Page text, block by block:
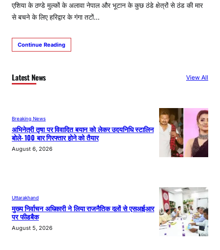
एशिया के ठण्डे मुल्कों के अलावा नेपाल और भूटान के कुछ ठंडे क्षेत्रों से ठंड की मार
से बचने के लिए हरिद्वार के गंगा तटों…
Continue Reading
Latest News View All
Breaking News
अभिनेत्री तृषा पर विवादित बयान को लेकर उदयनिधि स्टालिन
बोले- 100 बार गिरफ्तार होने को तैयार
August 6, 2026
Uttarakhand
मुख्य निर्वाचन अधिकारी ने लिया राजनैतिक दलों से एसआईआर
पर फीडबैक
August 5, 2026